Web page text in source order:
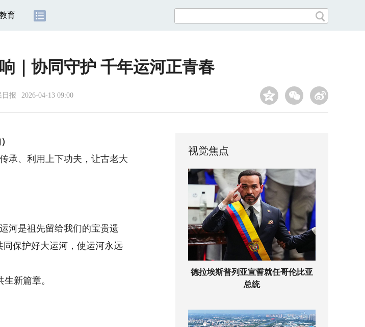
育
｜协同守护 千年运河正青春
日报 2026-04-13 09:00
、利用上下功夫，让古老大
河是祖先留给我们的宝贵遗
保护好大运河，使运河永远
新篇章。
视觉焦点
德拉埃斯普列亚宣誓就任哥伦比亚
总统